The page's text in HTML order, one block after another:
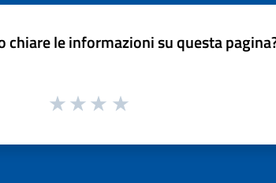
chiare le informazioni su questa